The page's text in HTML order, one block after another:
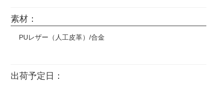
素材：
PUレザー（人工皮革）/合金
出荷予定日：